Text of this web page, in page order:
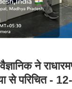
ने राधारमण
दुनिया से